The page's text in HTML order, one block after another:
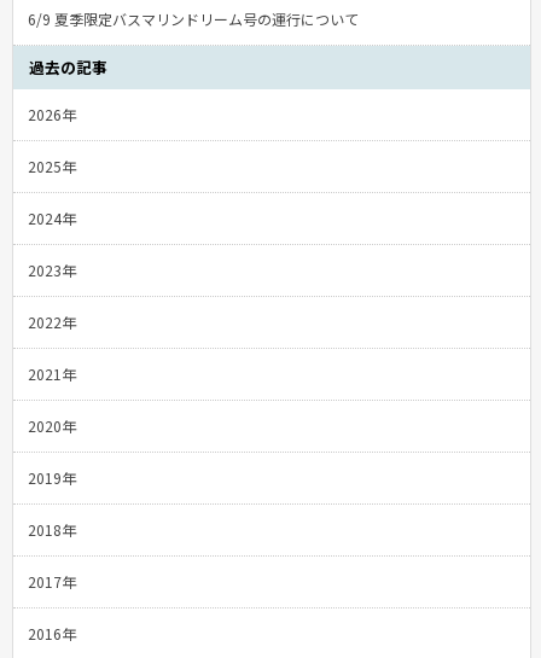
6/9 夏季限定バスマリンドリーム号の運行について
過去の記事
2026年
2025年
2024年
2023年
2022年
2021年
2020年
2019年
2018年
2017年
2016年